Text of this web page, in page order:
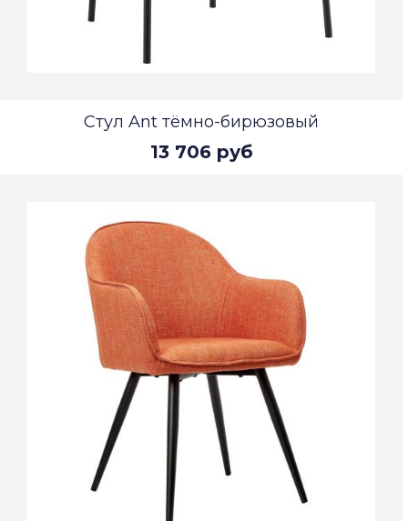
Стул Ant тёмно-бирюзовый
13 706 руб